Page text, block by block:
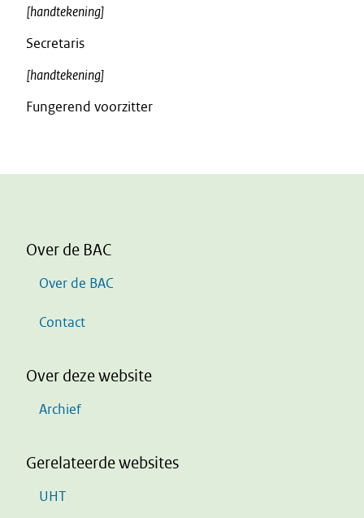
[handtekening]
Secretaris
[handtekening]
Fungerend voorzitter
Over de BAC
Over de BAC
Contact
Over deze website
Archief
Gerelateerde websites
UHT